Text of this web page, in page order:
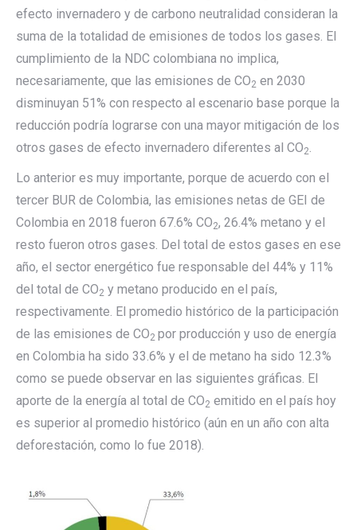
efecto invernadero y de carbono neutralidad consideran la
suma de la totalidad de emisiones de todos los gases. El
cumplimiento de la NDC colombiana no implica,
necesariamente, que las emisiones de CO2 en 2030
disminuyan 51% con respecto al escenario base porque la
reducción podría lograrse con una mayor mitigación de los
otros gases de efecto invernadero diferentes al CO2.
Lo anterior es muy importante, porque de acuerdo con el
tercer BUR de Colombia, las emisiones netas de GEI de
Colombia en 2018 fueron 67.6% CO2, 26.4% metano y el
resto fueron otros gases. Del total de estos gases en ese
año, el sector energético fue responsable del 44% y 11%
del total de CO2 y metano producido en el país,
respectivamente. El promedio histórico de la participación
de las emisiones de CO2 por producción y uso de energía
en Colombia ha sido 33.6% y el de metano ha sido 12.3%
como se puede observar en las siguientes gráficas. El
aporte de la energía al total de CO2 emitido en el país hoy
es superior al promedio histórico (aún en un año con alta
deforestación, como lo fue 2018).